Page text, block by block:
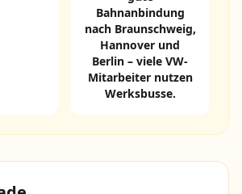
Bahnanbindung
nach Braunschweig,
Hannover und
Berlin – viele VW-
Mitarbeiter nutzen
Werksbusse.